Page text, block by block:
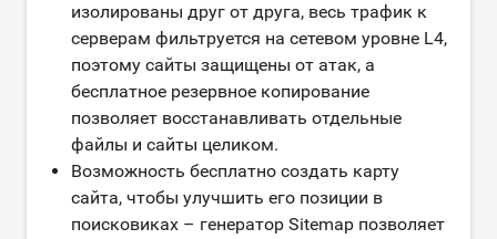
изолированы друг от друга, весь трафик к
серверам фильтруется на сетевом уровне L4,
поэтому сайты защищены от атак, а
бесплатное резервное копирование
позволяет восстанавливать отдельные
файлы и сайты целиком.
Возможность бесплатно создать карту
сайта, чтобы улучшить его позиции в
поисковиках – генератор Sitemap позволяет